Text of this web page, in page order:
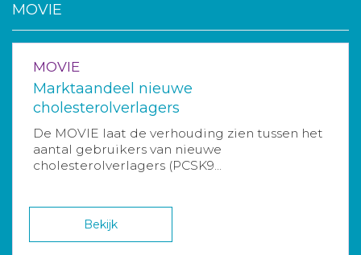
MOVIE
MOVIE
Marktaandeel nieuwe
cholesterolverlagers
De MOVIE laat de verhouding zien tussen het
aantal gebruikers van nieuwe
cholesterolverlagers (PCSK9...
Bekijk